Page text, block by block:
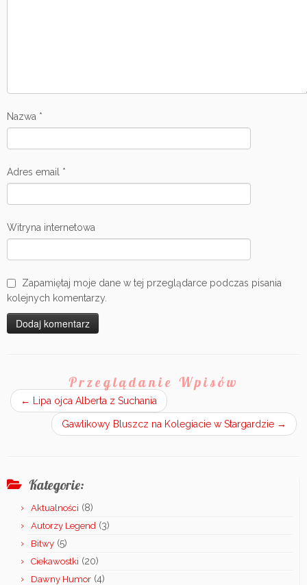
Nazwa *
Adres email *
Witryna internetowa
Zapamiętaj moje dane w tej przeglądarce podczas pisania
kolejnych komentarzy.
Przeglądanie Wpisów
← Lipa ojca Alberta z Suchania
Gawlikowy Bluszcz na Kolegiacie w Stargardzie →
Kategorie:
Aktualności (8)
Autorzy Legend (3)
Bitwy (5)
Ciekawostki (20)
Dawny Humor (4)